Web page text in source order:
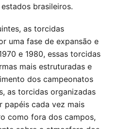
brasileiros.
as torcidas
uma fase de expansão e
e 1980, essas torcidas
mais estruturadas e
dos campeonatos
as torcidas organizadas
papéis cada vez mais
como fora dos campos,